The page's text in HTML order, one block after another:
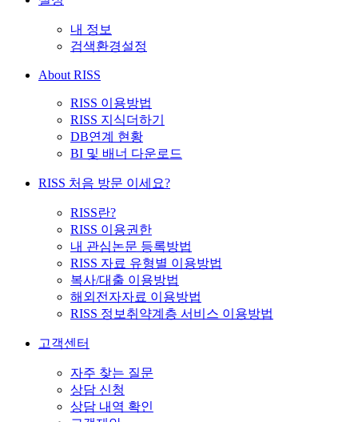
내 정보
검색환경설정
About RISS
RISS 이용방법
RISS 지식더하기
DB연계 현황
BI 및 배너 다운로드
RISS 처음 방문 이세요?
RISS란?
RISS 이용권한
내 관심논문 등록방법
RISS 자료 유형별 이용방법
복사/대출 이용방법
해외전자자료 이용방법
RISS 정보취약계층 서비스 이용방법
고객센터
자주 찾는 질문
상담 신청
상담 내역 확인